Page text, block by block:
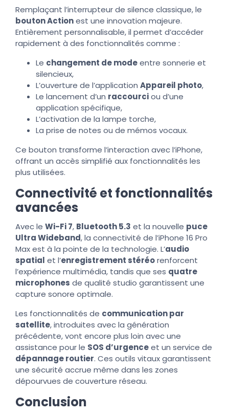
Remplaçant l’interrupteur de silence classique, le
bouton Actionest une innovation majeure.
Entièrement personnalisable, il permet d’accéder
rapidement à des fonctionnalités comme :
Le changement de modeentre sonnerie et
silencieux,
L’ouverture de l’application Appareil photo,
Le lancement d’un raccourciou d’une
application spécifique,
L’activation de la lampe torche,
La prise de notes ou de mémos vocaux.
Ce bouton transforme l’interaction avec l’iPhone,
offrant un accès simplifié aux fonctionnalités les
plus utilisées.
Connectivité et fonctionnalités
avancées
Avec le Wi-Fi 7, Bluetooth 5.3 et la nouvelle puce
Ultra Wideband, la connectivité de l’iPhone 16 Pro
Max est à la pointe de la technologie. L’audio
spatial et l’enregistrement stéréorenforcent
l’expérience multimédia, tandis que ses quatre
microphones de qualité studio garantissent une
capture sonore optimale.
Les fonctionnalités de communication par
satellite, introduites avec la génération
précédente, vont encore plus loin avec une
assistance pour le SOS d’urgenceet un service de
dépannage routier. Ces outils vitaux garantissent
une sécurité accrue même dans les zones
dépourvues de couverture réseau.
Conclusion